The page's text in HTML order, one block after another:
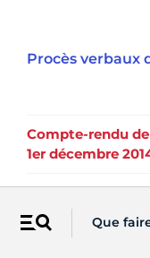
Menu Que
Procès verbaux
Compte-rendu
1er décembre
Compte-rendu
3 novembre 2014